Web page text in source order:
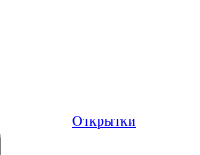
Открытки